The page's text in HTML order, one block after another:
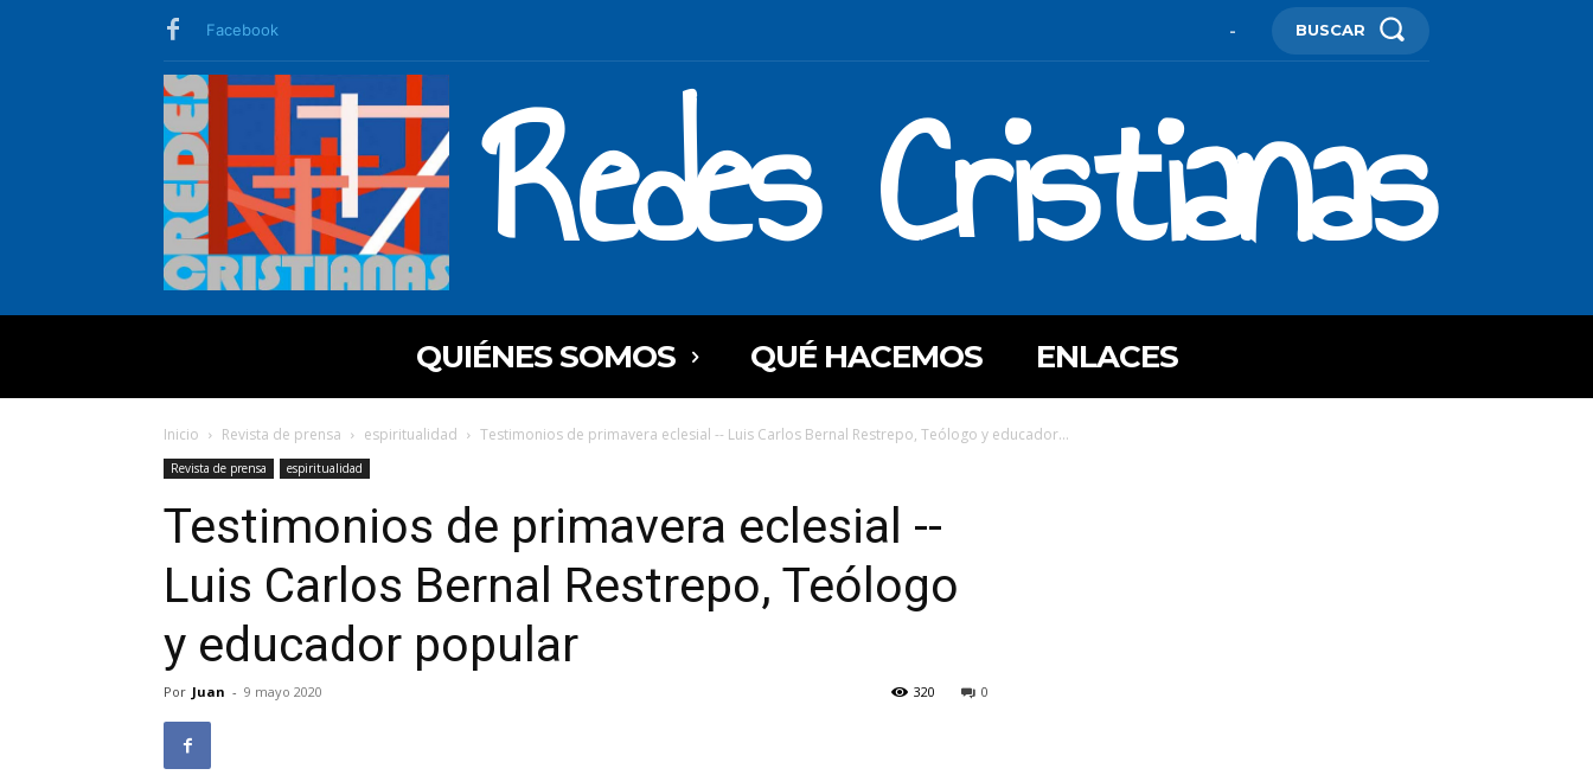
Facebook - BUSCAR
Redes Cristianas
QUIÉNES SOMOS QUÉ HACEMOS ENLACES
Inicio Revista de prensa espiritualidad Testimonios de primavera eclesial -- Luis Carlos Bernal Restrepo, Teólogo y educador...
Revista de prensa espiritualidad
Testimonios de primavera eclesial --
Luis Carlos Bernal Restrepo, Teólogo
y educador popular
Por Juan - 9 mayo 2020 0
320